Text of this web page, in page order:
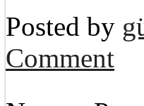
Posted by
Comment